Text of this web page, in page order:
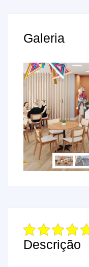
Galeria
Descrição